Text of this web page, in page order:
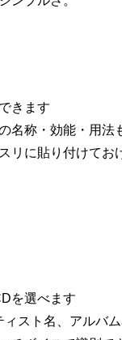
きます
名称・効能・用法
リに貼り付けてお
を選べます
スト名、アルバ